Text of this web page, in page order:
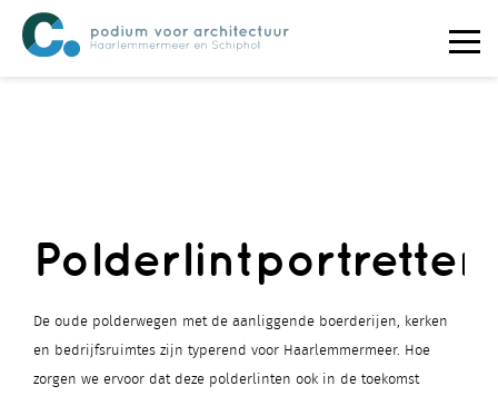
Polderlintportretten
De oude polderwegen met de aanliggende boerderijen, kerken
en bedrijfsruimtes zijn typerend voor Haarlemmermeer. Hoe
zorgen we ervoor dat deze polderlinten ook in de toekomst